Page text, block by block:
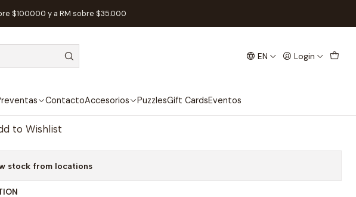
EN Login
ContactoAccesorios PuzzlesGift CardsEventos
$100.000 y a RM sobre $35.000
Pegatinas - Español
- Español
Add to Cart
to Wishlist
stock from locations